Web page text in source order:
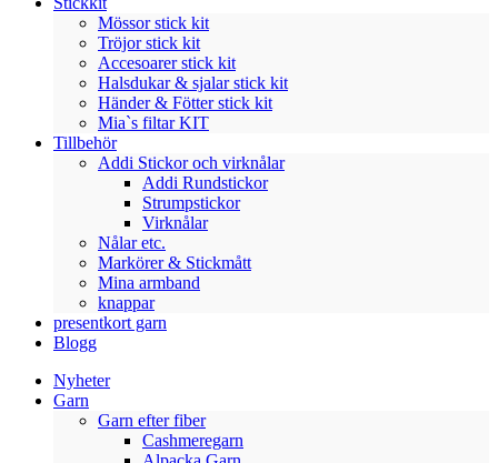
Mössor stick kit
Tröjor stick kit
Accesoarer stick kit
Halsdukar & sjalar stick kit
Händer & Fötter stick kit
Mia`s filtar KIT
Tillbehör
Addi Stickor och virknålar
Addi Rundstickor
Strumpstickor
Virknålar
Nålar etc.
Markörer & Stickmått
Mina armband
knappar
presentkort garn
Blogg
Nyheter
Garn
Garn efter fiber
Cashmeregarn